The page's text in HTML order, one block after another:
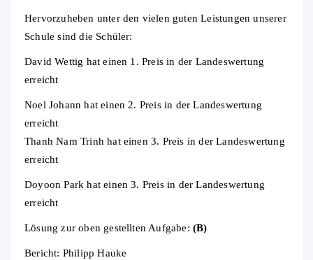
Hervorzuheben unter den vielen guten Leistungen unserer
Schule sind die Schüler:
David Wettig hat einen 1. Preis in der Landeswertung
erreicht
Noel Johann hat einen 2. Preis in der Landeswertung
erreicht
Thanh Nam Trinh hat einen 3. Preis in der Landeswertung
erreicht
Doyoon Park hat einen 3. Preis in der Landeswertung
erreicht
Lösung zur oben gestellten Aufgabe: (B)
Bericht: Philipp Hauke